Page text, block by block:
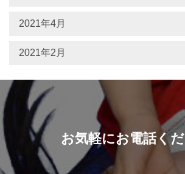
2021年4月
2021年2月
お気軽にお電話く